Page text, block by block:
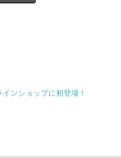
ンショップに初登場！